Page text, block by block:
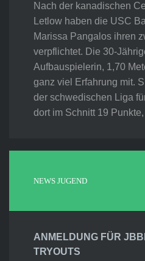
Nach der kanadischen
Letlow haben die USC
Marissa Pangalos ihren
verpflichtet. Die 30-
Aufbauspielerin, 1,70
ganz viel Erfahrung mit.
der schwedischen Liga
dort im Schnitt 19
NEWS JUGEND
ANMELDUNG FÜR
TRYOUTS